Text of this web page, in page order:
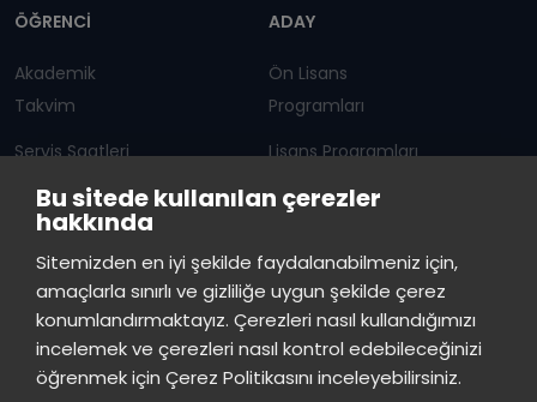
Bu sitede kullanılan çerezler
hakkında
Sitemizden en iyi şekilde faydalanabilmeniz için,
amaçlarla sınırlı ve gizliliğe uygun şekilde çerez
konumlandırmaktayız. Çerezleri nasıl kullandığımızı
incelemek ve çerezleri nasıl kontrol edebileceğinizi
öğrenmek için Çerez Politikasını inceleyebilirsiniz.
ÖĞRENCİ
Akademik
Takvim
Servis Saatleri
Duyurular
ADAY
Ön Lisans
Programları
Lisans Programları
Lisansüstü
İSTİNYE
Basın
Kiti
İhaleler İstinye Post Kampüslerimiz
çevrimiçi
İstinye Üniversitesi
Merhaba! Size nasıl yardımcı
olabilirim?